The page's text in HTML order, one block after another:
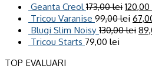
Geanta Creol 173,00lei 120,00
Tricou Varanise 99,00lei
Blugi Slim Noisy 130,00lei
Tricou Starts 79,00 lei
TOP EVALUARI